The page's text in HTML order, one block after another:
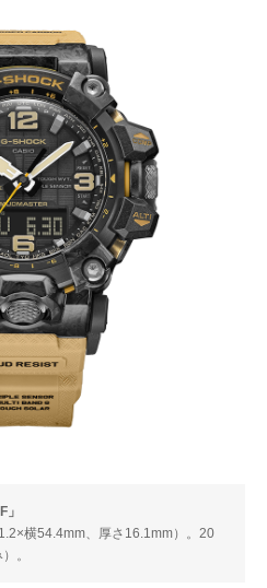
横54.4mm、厚さ16.1mm）。20
。